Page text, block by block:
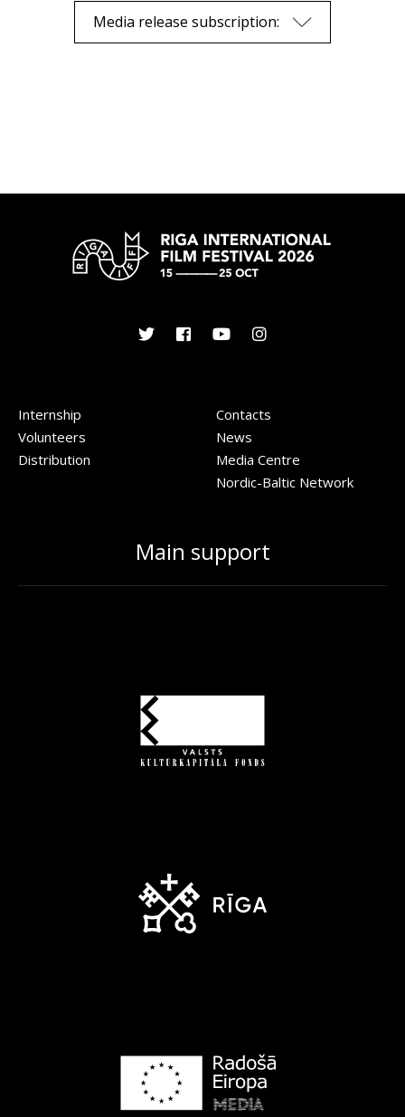
Media release subscription:
Internship
Volunteers
Distribution
Contacts
News
Media Centre
Nordic-Baltic Network
Main support